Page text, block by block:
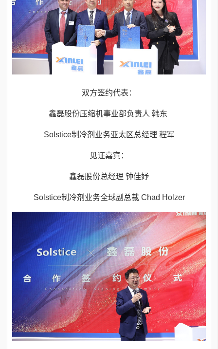
双方签约代表：
鑫磊股份压缩机事业部负责人 韩东
Solstice制冷剂业务亚太区总经理 程军
见证嘉宾：
鑫磊股份总经理 钟佳妤
Solstice制冷剂业务全球副总裁 Chad Holzer